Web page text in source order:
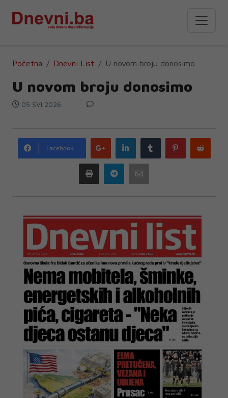
Početna Dnevni List U novom broju donosimo
U novom broju donosimo
05 SVI 2026
Facebook
Google
plus
LinkedIn Tumblr Pinterest
Print Telegram